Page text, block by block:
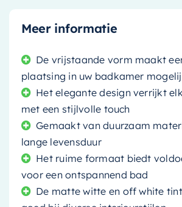
Meer informatie
De vrijstaande vorm maakt
plaatsing in uw badkamer
Het elegante design verrijkt
met een stijlvolle touch
Gemaakt van duurzaam
lange levensduur
Het ruime formaat biedt
voor een ontspannend bad
De matte witte en off white